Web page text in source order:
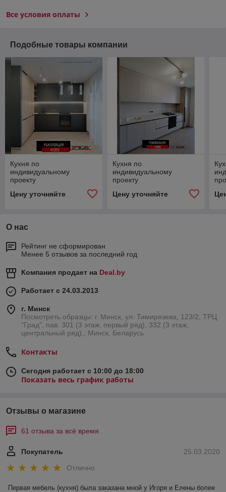
Все условия оплаты
Подобные товары компании
Кухня по
индивидуальному
проекту
Цену уточняйте
Кухня по
индивидуальному
проекту
Цену уточняйте
О нас
Рейтинг не сформирован
Менее 5 отзывов за последний год
Компания продает на Deal.by
Работает с 24.03.2013
г. Минск
Посмотреть образцы: г. Минск, ул. Тимирязева, 123/2, ТРЦ
"Град", пав. 301 (3 этаж, первый ряд), 332 (3 этаж,
центральный ряд)., Минск, Беларусь
Контакты
Сегодня работает с 10:00 до 18:00
Показать весь график работы
Отзывы о магазине
61 отзыва за всё время
25.03.2020
Покупатель
Отлично
Первая мебель (кухня) была заказана мной у Игоря и Елены более